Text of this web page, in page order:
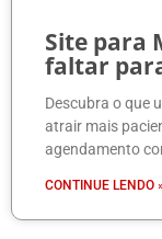
Site para
faltar
Descubra o que
atrair mais
agendamento
CONTINUE LENDO